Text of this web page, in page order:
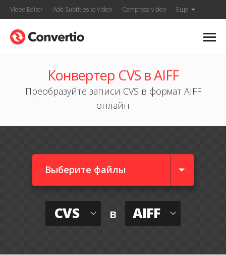
Video Editor Add Subtitles to Video Compress Video Ещё
Конвертер CVS в AIFF
Преобразуйте записи CVS в формат AIFF
онлайн
Выберите файлы
CVS в AIFF